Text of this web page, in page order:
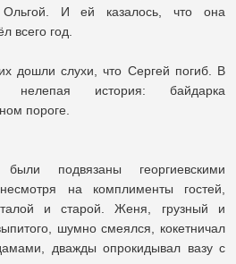
И ей казалось, что она
всего год.
дошли слухи, что Cергей погиб. В
нелепая история: байдарка
пороге.
подвязаны георгиевскими
на комплименты гостей,
и старой. Женя, грузный и
шумно смеялся, кокетничал
дважды опрокидывал вазу с